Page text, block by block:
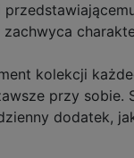
kolekcji
przy sobie.
dodatek,